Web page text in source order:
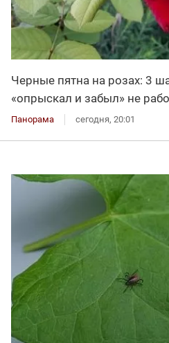
Черные пятна на розах: 3
«опрыскал и забыл» не
Панорама сегодня, 20:01